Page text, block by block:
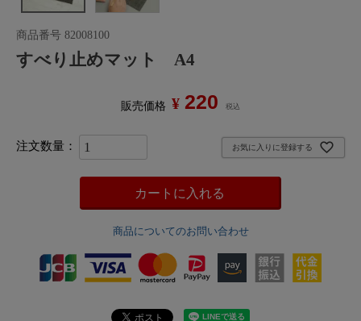
商品番号 82008100
すべり止めマット A4
販売価格 ¥ 220 税込
お気に入りに登録する
カートに入れる
商品についてのお問い合わせ